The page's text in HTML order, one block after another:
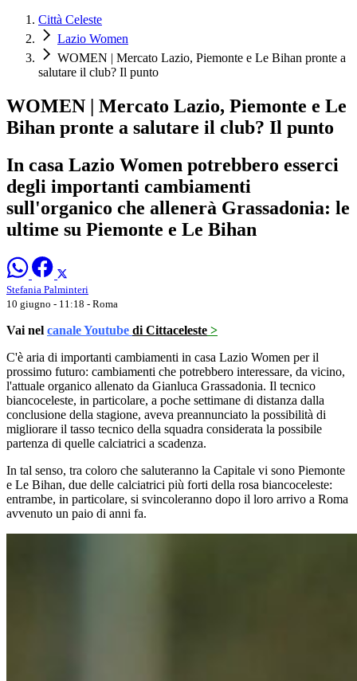
Città Celeste
Lazio Women
WOMEN | Mercato Lazio, Piemonte e Le Bihan pronte a
salutare il club? Il punto
WOMEN | Mercato Lazio, Piemonte e Le
Bihan pronte a salutare il club? Il punto
In casa Lazio Women potrebbero esserci
degli importanti cambiamenti
sull'organico che allenerà Grassadonia: le
ultime su Piemonte e Le Bihan
Stefania Palminteri
10 giugno - 11:18 - Roma
Vai nel canale Youtube di Cittaceleste >
C'è aria di importanti cambiamenti in casa Lazio Women per il
prossimo futuro: cambiamenti che potrebbero interessare, da vicino,
l'attuale organico allenato da Gianluca Grassadonia. Il tecnico
biancoceleste, in particolare, a poche settimane di distanza dalla
conclusione della stagione, aveva preannunciato la possibilità di
migliorare il tasso tecnico della squadra considerata la possibile
partenza di quelle calciatrici a scadenza.
In tal senso, tra coloro che saluteranno la Capitale vi sono Piemonte
e Le Bihan, due delle calciatrici più forti della rosa biancoceleste:
entrambe, in particolare, si svincoleranno dopo il loro arrivo a Roma
avvenuto un paio di anni fa.